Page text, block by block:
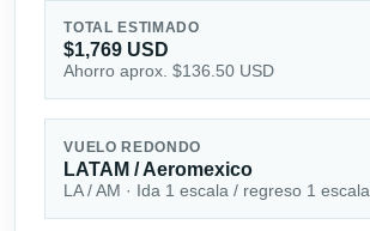
TOTAL ESTIMADO
$1,769 USD
Ahorro aprox. $136.50 USD
VUELO REDONDO
LATAM / Aeromexico
LA / AM · Ida 1 escala / regreso 1 escala